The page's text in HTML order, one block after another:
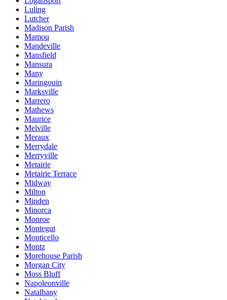
Luling
Lutcher
Madison Parish
Mamou
Mandeville
Mansfield
Mansura
Many
Maringouin
Marksville
Marrero
Mathews
Maurice
Melville
Meraux
Merrydale
Merryville
Metairie
Metairie Terrace
Midway
Milton
Minden
Minorca
Monroe
Montegut
Monticello
Montz
Morehouse Parish
Morgan City
Moss Bluff
Napoleonville
Natalbany